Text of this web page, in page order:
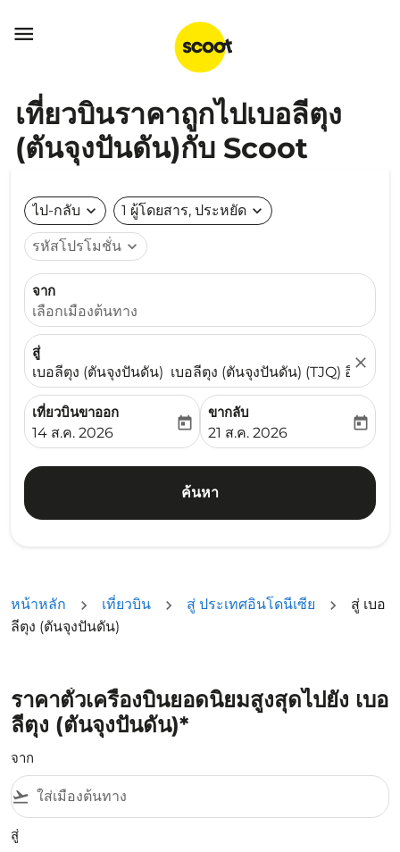

เที่ยวบินราคาถูกไปเบอลีตุง
(ตันจุงปันดัน)กับ Scoot
ไป-กลับ expand_more 1 ผู้โดยสาร, ประหยัด expand_more
รหัสโปรโมชั่น expand_more
จาก
เลือกเมืองต้นทาง
สู่
เบอลีตุง (ตันจุงปันดัน) เบอลีตุง (ตันจุงปันดัน) (TJQ) อินโดนีเ
close
เที่ยวบินขาออก
fc-booking-departure-date-aria-label
14 ส.ค. 2026
today
ขากลับ
fc-booking-return-date-
21 ส.ค. 2026
today
ค้นหา
หน้าหลัก เที่ยวบิน สู่ ประเทศอินโดนีเซีย
สู่ เบอ
ลีตุง (ตันจุงปันดัน)
ราคาตั๋วเครื่องบินยอดนิยมสูงสุดไปยัง เบอ
ลีตุง (ตันจุงปันดัน)*
จาก
flight_takeoff
สู่